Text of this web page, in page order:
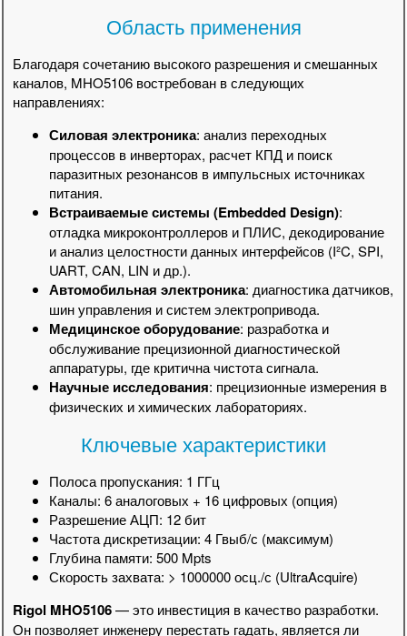
Область применения
Благодаря сочетанию высокого разрешения и смешанных
каналов, MHO5106 востребован в следующих
направлениях:
Силовая электроника: анализ переходных
процессов в инверторах, расчет КПД и поиск
паразитных резонансов в импульсных источниках
питания.
Встраиваемые системы (Embedded Design):
отладка микроконтроллеров и ПЛИС, декодирование
и анализ целостности данных интерфейсов (I²C, SPI,
UART, CAN, LIN и др.).
Автомобильная электроника: диагностика датчиков,
шин управления и систем электропривода.
Медицинское оборудование: разработка и
обслуживание прецизионной диагностической
аппаратуры, где критична чистота сигнала.
Научные исследования: прецизионные измерения в
физических и химических лабораториях.
Ключевые характеристики
Полоса пропускания: 1 ГГц
Каналы: 6 аналоговых + 16 цифровых (опция)
Разрешение АЦП: 12 бит
Частота дискретизации: 4 Гвыб/с (максимум)
Глубина памяти: 500 Mpts
Скорость захвата: > 1000000 осц./с (UltraAcquire)
Rigol MHO5106— это инвестиция в качество разработки.
Он позволяет инженеру перестать гадать, является ли